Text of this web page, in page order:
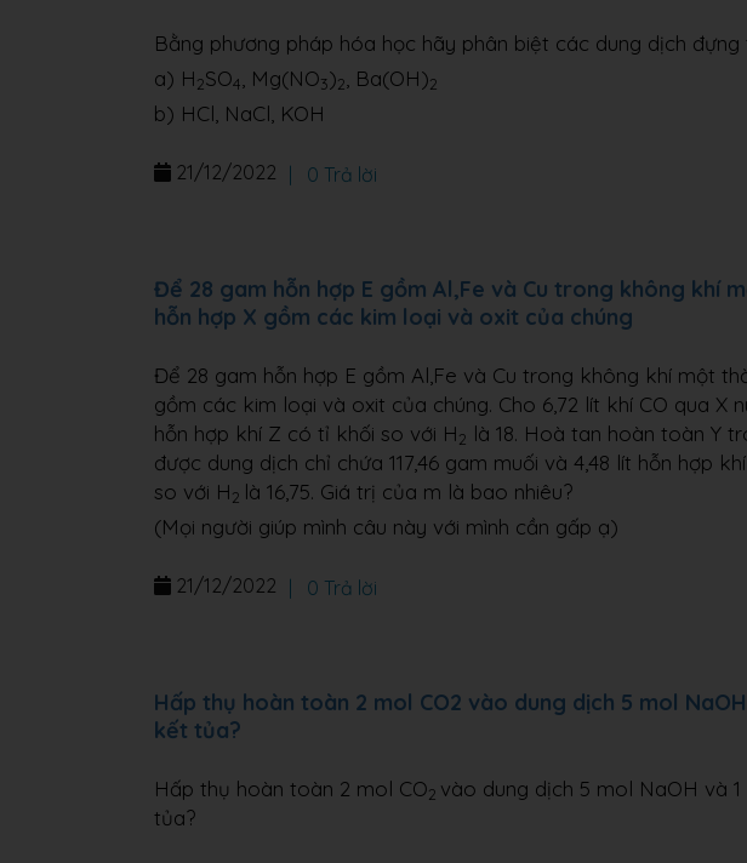
Bằng phương pháp hóa học hãy phân biệt các dung dịch
a) H2SO4 , Mg(NO3)2 , Ba(OH)2
b) HCl, NaCl, KOH
21/12/2022 0 Trả lời
Để 28 gam hỗn hợp E gồm Al,Fe và Cu trong không khí
hỗn hợp X gồm các kim loại và oxit của chúng
Để 28 gam hỗn hợp E gồm Al,Fe và Cu trong không khí một
gồm các kim loại và oxit của chúng. Cho 6,72 lít khí CO qua X
hỗn hợp khí Z có tỉ khối so với H2 là 18. Hoà tan hoàn toàn Y
được dung dịch chỉ chứa 117,46 gam muối và 4,48 lít hỗn hợp
so với H2 là 16,75. Giá trị của m là bao nhiêu?
(Mọi người giúp mình câu này với mình cần gấp ạ)
21/12/2022 0 Trả lời
Hấp thụ hoàn toàn 2 mol CO2 vào dung dịch 5 mol
kết tủa?
Hấp thụ hoàn toàn 2 mol CO2 vào dung dịch 5 mol NaOH và
tủa?